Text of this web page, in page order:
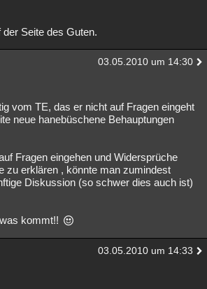
Seite des Guten.
03.05.2010 um 14:30
vom TE, das er nicht auf Fragen eingeht
neue hanebüschene Behauptungen
Fragen eingehen und Widersprüche
zu erklären , könnte man zumindest
Diskussion (so schwer dies auch ist)
kommt!!
03.05.2010 um 14:33